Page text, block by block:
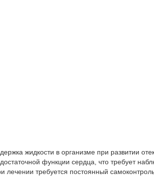
жидкости в организме при развитии
функции сердца, что требует
лечении требуется постоянный